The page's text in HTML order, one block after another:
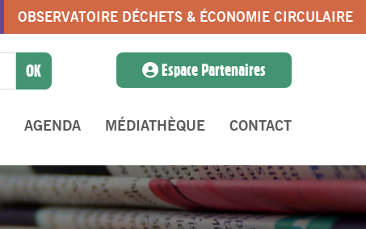
OBSERVATOIRE DÉCHETS & ÉCONOMIE CIRCULAIRE
Espace Partenaires
AGENDA MÉDIATHÈQUE CONTACT